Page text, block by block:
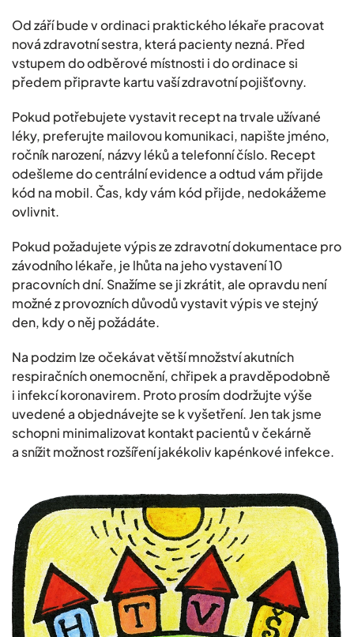
Od září bude v ordinaci praktického lékaře pracovat
nová zdravotní sestra, která pacienty nezná. Před
vstupem do odběrové místnosti i do ordinace si
předem připravte kartu vaší zdravotní pojišťovny.
Pokud potřebujete vystavit recept na trvale užívané
léky, preferujte mailovou komunikaci, napište jméno,
ročník narození, názvy léků a telefonní číslo. Recept
odešleme do centrální evidence a odtud vám přijde
kód na mobil. Čas, kdy vám kód přijde, nedokážeme
ovlivnit.
Pokud požadujete výpis ze zdravotní dokumentace pro
závodního lékaře, je lhůta na jeho vystavení 10
pracovních dní. Snažíme se ji zkrátit, ale opravdu není
možné z provozních důvodů vystavit výpis ve stejný
den, kdy o něj požádáte.
Na podzim lze očekávat větší množství akutních
respiračních onemocnění, chřipek a pravděpodobně
i infekcí koronavirem. Proto prosím dodržujte výše
uvedené a objednávejte se k vyšetření. Jen tak jsme
schopni minimalizovat kontakt pacientů v čekárně
a snížit možnost rozšíření jakékoliv kapénkové infekce.